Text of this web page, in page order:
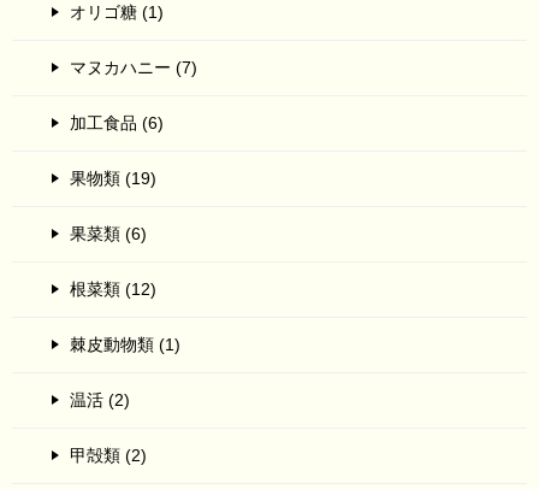
オリゴ糖 (1)
マヌカハニー (7)
加工食品 (6)
果物類 (19)
果菜類 (6)
根菜類 (12)
棘皮動物類 (1)
温活 (2)
甲殻類 (2)